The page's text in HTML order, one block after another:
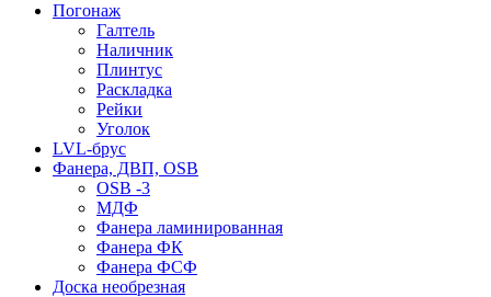
Погонаж
Галтель
Наличник
Плинтус
Раскладка
Рейки
Уголок
LVL-брус
Фанера, ДВП, OSB
OSB -3
МДФ
Фанера ламинированная
Фанера ФК
Фанера ФСФ
Доска необрезная